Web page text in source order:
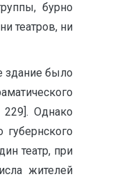
бурно
театров, ни
здание было
229]. Однако
театр, при
жителей